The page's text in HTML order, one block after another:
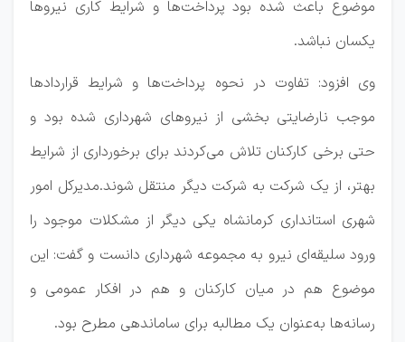
موضوع باعث شده بود پرداخت‌ها و شرایط کاری نیروها
یکسان نباشد.
وی افزود: تفاوت در نحوه پرداخت‌ها و شرایط قراردادها
موجب نارضایتی بخشی از نیروهای شهرداری شده بود و
حتی برخی کارکنان تلاش می‌کردند برای برخورداری از شرایط
بهتر، از یک شرکت به شرکت دیگر منتقل شوند.مدیرکل امور
شهری استانداری کرمانشاه یکی دیگر از مشکلات موجود را
ورود سلیقه‌ای نیرو به مجموعه شهرداری دانست و گفت: این
موضوع هم در میان کارکنان و هم در افکار عمومی و
رسانه‌ها به‌عنوان یک مطالبه برای ساماندهی مطرح بود.